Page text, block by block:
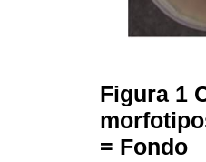
Figura 1
= Fondo